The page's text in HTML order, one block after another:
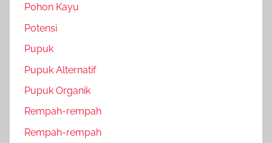
Pohon Kayu
Potensi
Pupuk
Pupuk Alternatif
Pupuk Organik
Rempah-rempah
Rempah-rempah